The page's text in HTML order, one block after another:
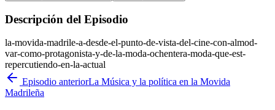
Descripción del Episodio
la-movida-madrile-a-desde-el-punto-de-vista-del-cine-con-almod-
var-como-protagonista-y-de-la-moda-ochentera-moda-que-est-
repercutiendo-en-la-actual
Episodio anteriorLa Música y la política en la Movida
Madrileña